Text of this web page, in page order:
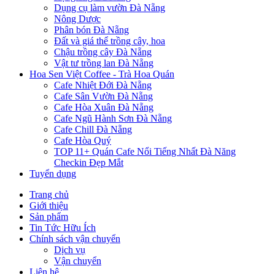
Dụng cụ làm vườn Đà Nẵng
Nông Dược
Phân bón Đà Nẵng
Đất và giá thể trồng cây, hoa
Chậu trồng cây Đà Nẵng
Vật tư trồng lan Đà Nẵng
Hoa Sen Việt Coffee - Trà Hoa Quán
Cafe Nhiệt Đới Đà Nẵng
Cafe Sân Vườn Đà Nẵng
Cafe Hòa Xuân Đà Nẵng
Cafe Ngũ Hành Sơn Đà Nẵng
Cafe Chill Đà Nẵng
Cafe Hòa Quý
TOP 11+ Quán Cafe Nổi Tiếng Nhất Đà Năng
Checkin Đẹp Mắt
Tuyển dụng
Trang chủ
Giới thiệu
Sản phẩm
Tin Tức Hữu Ích
Chính sách vận chuyển
Dịch vụ
Vận chuyển
Liên hệ